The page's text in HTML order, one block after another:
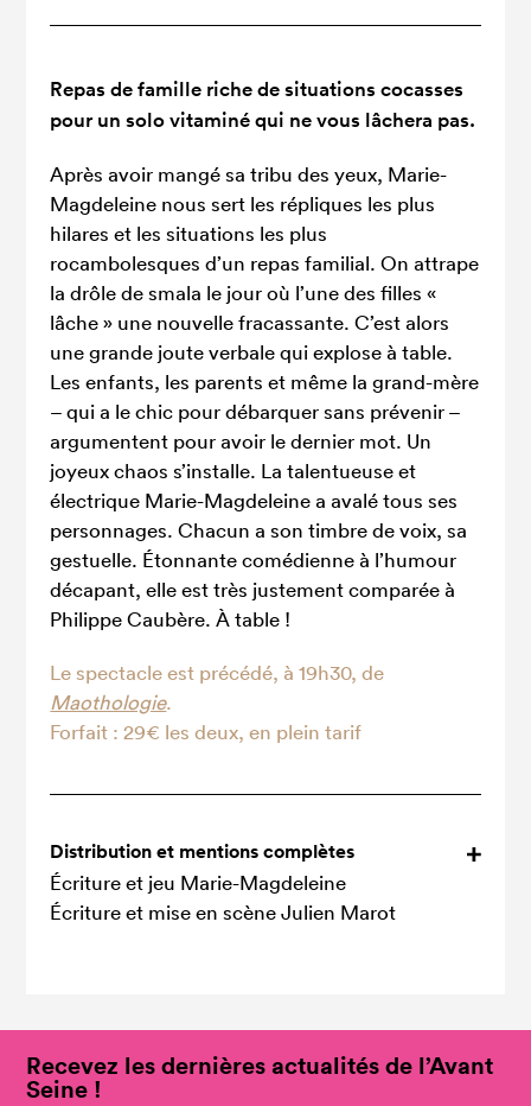
Repas de famille riche de situations cocasses
pour un solo vitaminé qui ne vous lâchera pas.
Après avoir mangé sa tribu des yeux, Marie-
Magdeleine nous sert les répliques les plus
hilares et les situations les plus
rocambolesques d’un repas familial. On attrape
la drôle de smala le jour où l’une des filles «
lâche » une nouvelle fracassante. C’est alors
une grande joute verbale qui explose à table.
Les enfants, les parents et même la grand-mère
– qui a le chic pour débarquer sans prévenir –
argumentent pour avoir le dernier mot. Un
joyeux chaos s’installe. La talentueuse et
électrique Marie-Magdeleine a avalé tous ses
personnages. Chacun a son timbre de voix, sa
gestuelle. Étonnante comédienne à l’humour
décapant, elle est très justement comparée à
Philippe Caubère. À table !
Le spectacle est précédé, à 19h30, de
Maothologie.
Forfait : 29€ les deux, en plein tarif
Distribution et mentions complètes
Écriture et jeu Marie-Magdeleine
Écriture et mise en scène Julien Marot
Recevez les dernières actualités de l’Avant
Seine !